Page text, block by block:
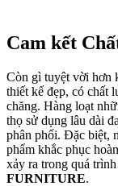
Cam kết
Còn gì tuyệt vời hơn
thiết kế đẹp, có chất
chăng. Hàng loạt
thọ sử dụng lâu dài
phân phối. Đặc biệt,
phẩm khắc phục
xảy ra trong quá
FURNITURE.